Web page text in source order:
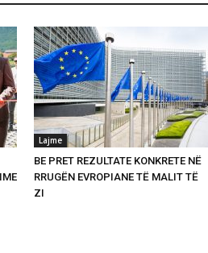
Lajme
BE PRET REZULTATE KONKRETE NË
RRUGËN EVROPIANE TË MALIT TË
ZI